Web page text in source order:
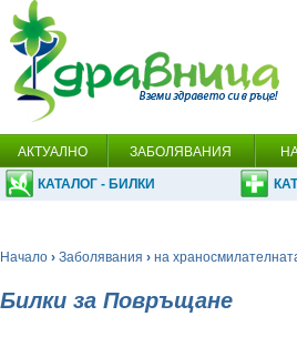
АКТУАЛНО ЗАБОЛЯВАНИЯ
КАТАЛОГ - БИЛКИ
Начало › Заболявания › на
Билки за Повръщане